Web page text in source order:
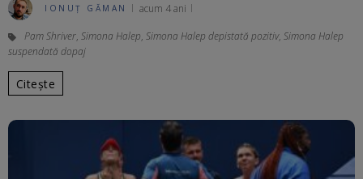
IONUȚ GĂMAN acum 4 ani
Pam Shriver, Simona Halep, Simona Halep depistată pozitiv, Simona Halep
suspendată dopaj
Citește